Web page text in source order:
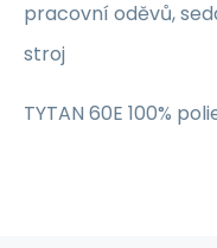
pracovní oděvů,
stroj
TYTAN 60E 100%